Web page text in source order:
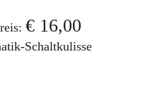
€ 16,00
Schaltkulisse